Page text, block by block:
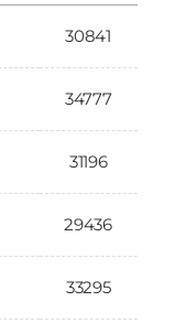
30841
34777
31196
29436
33295